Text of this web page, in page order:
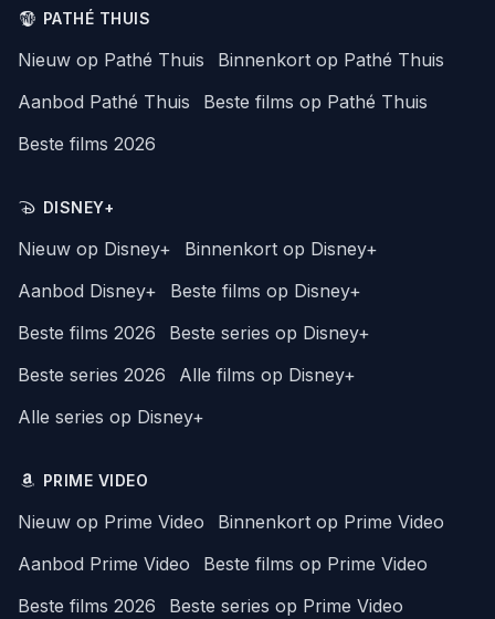
PATHÉ THUIS
Nieuw op Pathé Thuis
Binnenkort op Pathé Thuis
Aanbod Pathé Thuis
Beste films op Pathé Thuis
Beste films 2026
DISNEY+
Nieuw op Disney+
Binnenkort op Disney+
Aanbod Disney+
Beste films op Disney+
Beste films 2026
Beste series op Disney+
Beste series 2026
Alle films op Disney+
Alle series op Disney+
PRIME VIDEO
Nieuw op Prime Video
Binnenkort op Prime Video
Aanbod Prime Video
Beste films op Prime Video
Beste films 2026
Beste series op Prime Video